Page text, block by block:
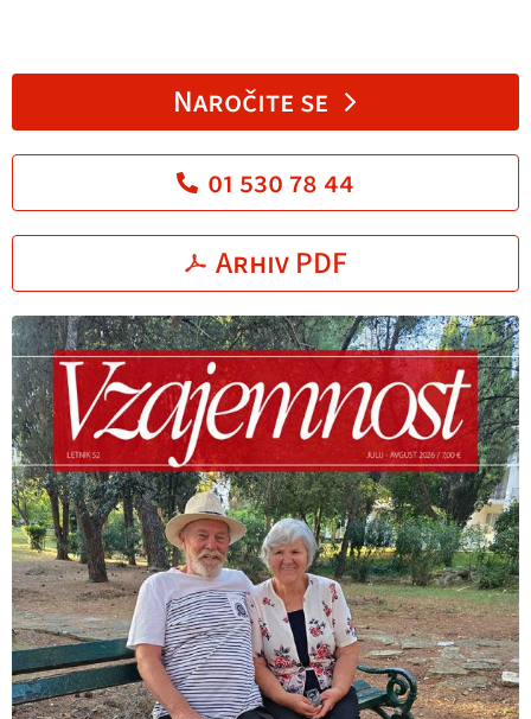
Naročite se
01 530 78 44
Arhiv PDF